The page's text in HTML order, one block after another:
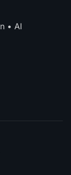
• AI